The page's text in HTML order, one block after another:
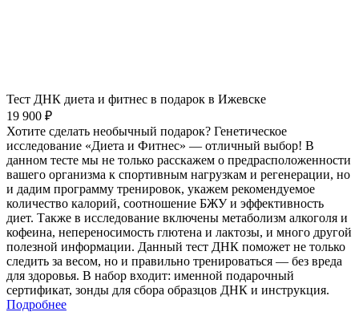
Тест ДНК диета и фитнес в подарок в Ижевске
19 900 ₽
Хотите сделать необычный подарок? Генетическое
исследование «Диета и Фитнес» — отличный выбор! В
данном тесте мы не только расскажем о предрасположенности
вашего организма к спортивным нагрузкам и регенерации, но
и дадим программу тренировок, укажем рекомендуемое
количество калорий, соотношение БЖУ и эффективность
диет. Также в исследование включены метаболизм алкоголя и
кофеина, непереносимость глютена и лактозы, и много другой
полезной информации. Данный тест ДНК поможет не только
следить за весом, но и правильно тренироваться — без вреда
для здоровья. В набор входит: именной подарочный
сертификат, зонды для сбора образцов ДНК и инструкция.
Подробнее